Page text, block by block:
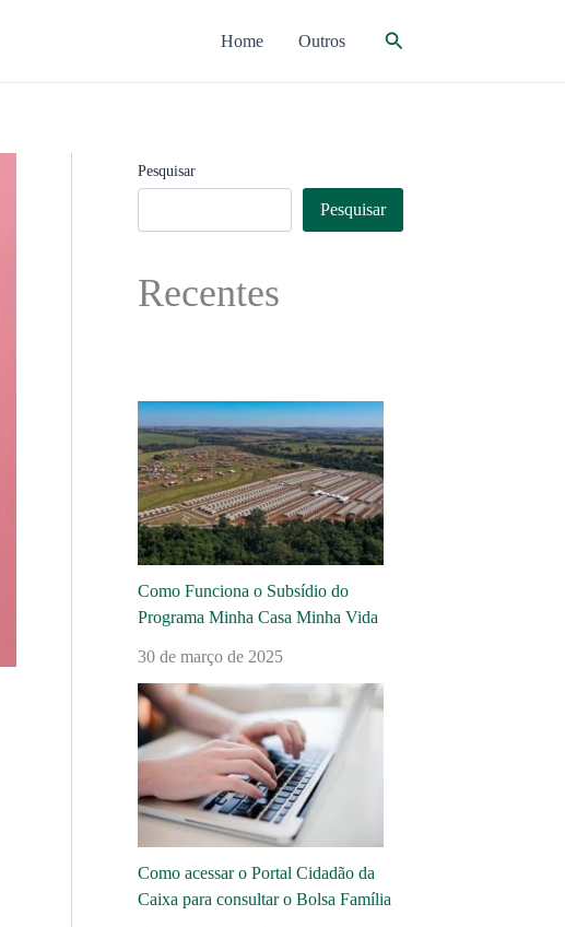
Home Outros Pesquisar
Pesquisar
Pesquisar
Recentes
Como Funciona o Subsídio do
Programa Minha Casa Minha Vida
30 de março de 2025
Como acessar o Portal Cidadão da
Caixa para consultar o Bolsa Família